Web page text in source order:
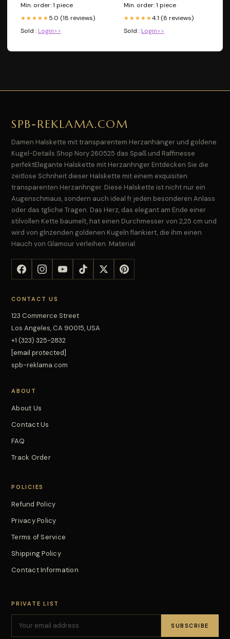
Min. order: 1 piece
★★★★★ 5.0 (18 reviews)
Sold : Login>>
Min. order: 1 piece
★★★★★4.1 (8 reviews)
Sold : Login>>
SPB-REKLAMA.COM
Damen Halskette mit transparentem Herzanhänger und goldene
Kugel-Details Shop Nory 260525 das Spaß und Raffinesse
perfektElegante Halskette mit Herzanhnger Entdecken Sie die
zeitlose Schnheit dieser Halskette mit einem exquisiten
transparenten Herzanhnger. Diese Halskette ist nicht nur ein
Augenschmaus, sondern auch ideal fr jeden besonderen Anlass
oder das tgliche Tragen. Das Herz, das elegant am Ende einer
stilvollen Kette baumelt, hat einen Durchmesser von 2,25 cm und
wird von glnzenden goldenen Kugeln flankiert, die ihm einen
Hauch von Glamour verleihen. Material:
CONTACT US
123 Commerce Street
Los Angeles, CA 90015, USA
+1 (323) 325-2832
[email protected]
spb-reklama.com
ABOUT
About Us
Contact Us
FAQ
Track Order
POLICIES
Refund Policy
Privacy Policy
Terms of Service
Shipping Policy
Contact Information
PRIVATE LIST
SUBSCRIBE